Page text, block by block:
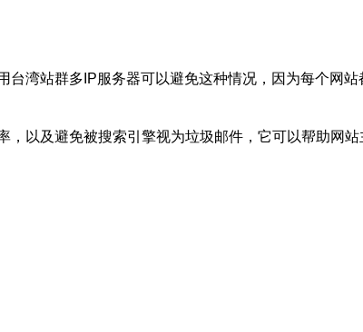
湾站群多IP服务器可以避免这种情况，因为每个网
以及避免被搜索引擎视为垃圾邮件，它可以帮助网